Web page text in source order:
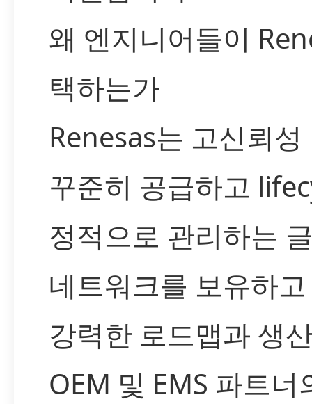
왜 엔지니어들이
택하는가
Renesas는 고신뢰
꾸준히 공급하고
정적으로 관리하는
네트워크를 보유하
강력한 로드맵과 생
OEM 및 EMS 파트너